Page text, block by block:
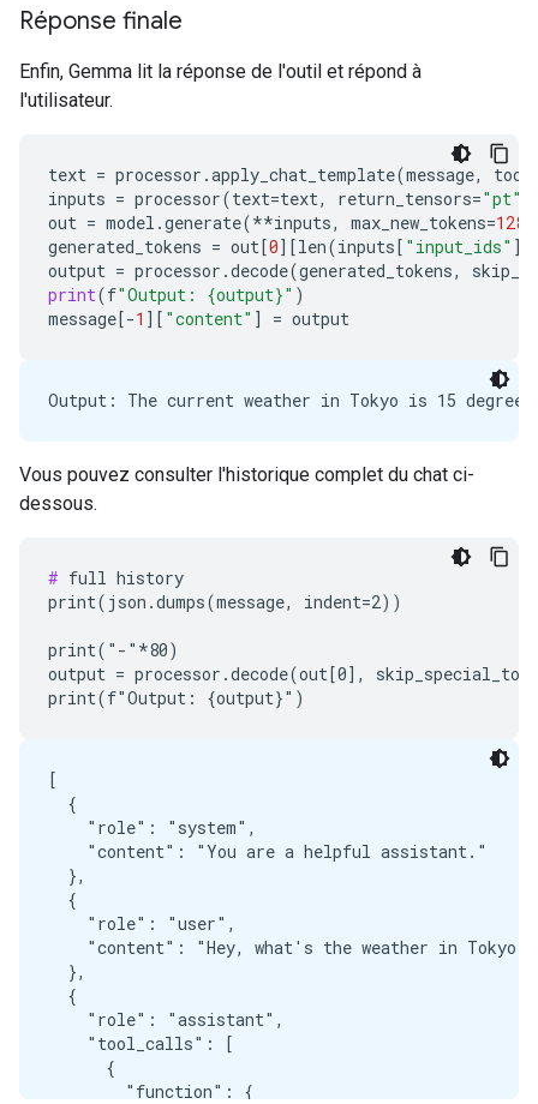
Réponse finale
Enfin, Gemma lit la réponse de l'outil et répond à
l'utilisateur.
text = processor .apply_chat_template(message,
inputs = processor(text=text, return_tensors="pt"
out = model .generate(**inputs, max_new_tokens=128
generated_tokens = out[0][len(inputs[ "input_ids" ][
output = processor .decode(generated_tokens,
print(f"Output: {output}" )
message[-1 ][ "content" ] = output
Vous pouvez consulter l'historique complet du chat ci-
dessous.
# full history
print(json.dumps(message, indent=2))
print("-"*80)
output = processor.decode(out[0],
[
  {
    "role": "system",
    "content": "You are a helpful assistant."
  },
  {
    "role": "user",
"content": "Hey, what's the weather in Tokyo
  },
  {
    "role": "assistant",
    "tool_calls": [
      {
        "function": {